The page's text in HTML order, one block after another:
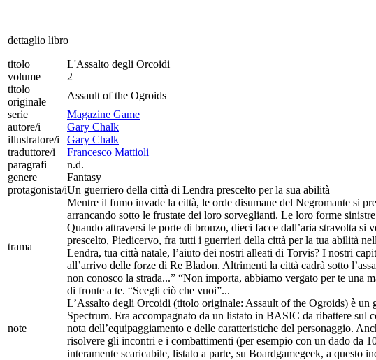
dettaglio libro
titolo
L'Assalto degli Orcoidi
volume
2
titolo
originale
Assault of the Ogroids
serie
Magazine Game
autore/i
Gary Chalk
illustratore/i
Gary Chalk
traduttore/i
Francesco Mattioli
paragrafi
n.d.
genere
Fantasy
protagonista/iUn guerriero della città di Lendra prescelto per la sua abilità
trama
Mentre il fumo invade la città, le orde disumane del Negromante si
arrancando sotto le frustate dei loro sorveglianti. Le loro forme
Quando attraversi le porte di bronzo, dieci facce dall’aria stravolta si
prescelto, Piedicervo, fra tutti i guerrieri della città per la tua abilità
Lendra, tua città natale, l’aiuto dei nostri alleati di Torvis? I nostri
all’arrivo delle forze di Re Bladon. Altrimenti la città cadrà sotto
non conosco la strada...” “Non importa, abbiamo vergato per te
di fronte a te. “Scegli ciò che vuoi”...
note
L’Assalto degli Orcoidi (titolo originale: Assault of the Ogroids) è
Spectrum. Era accompagnato da un listato in BASIC da ribattere sul
nota dell’equipaggiamento e delle caratteristiche del personaggio.
risolvere gli incontri e i combattimenti (per esempio con un dado da
interamente scaricabile, listato a parte, su Boardgamegeek, a